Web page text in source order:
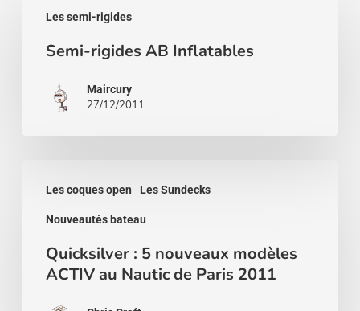
Les semi-rigides
rigides
Semi-rigides AB Inflatables
Maircury
27/12/2011
Les coques open Les Sundecks
Nouveautés bateau
nouveaux
modèles
Quicksilver : 5 nouveaux modèles
ACTIV au Nautic de Paris 2011